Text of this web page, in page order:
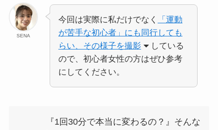
SENA
今回は実際に私だけでなく
「運動
が苦手な初心者」にも同行しても
らい、その様子を撮影
している
ので、初心者女性の方はぜひ参考
にしてください。
『1回30分で本当に変わるの？』そんな